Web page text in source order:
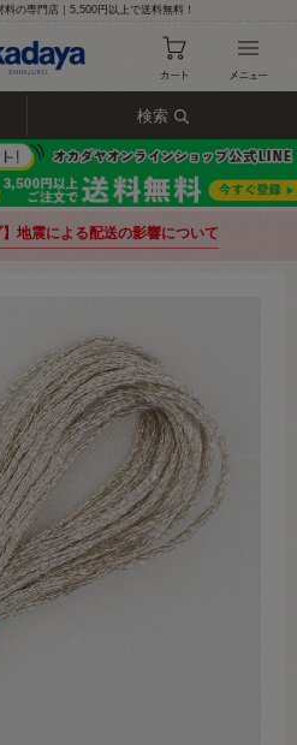
の専門店｜5,500円以上で送料無料！
検索
】地震による配送の影響について